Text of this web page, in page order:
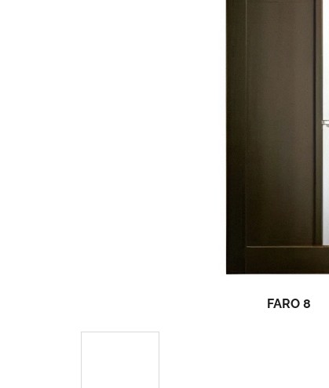
FARO 8